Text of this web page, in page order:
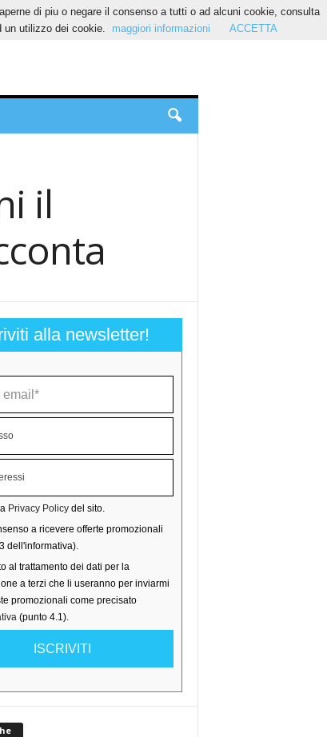
il
alla newsletter!
Privacy Policydel sito.
a ricevere offerte promozionali
dell'informativa).
al trattamento dei dati per la
a terzi che li useranno per inviarmi
promozionali come precisato
(punto 4.1).
ISCRIVITI
di piu o negare il consenso a tutti o ad alcuni cookie, consulta
un utilizzo dei cookie.
maggiori informazioni ACCETTA